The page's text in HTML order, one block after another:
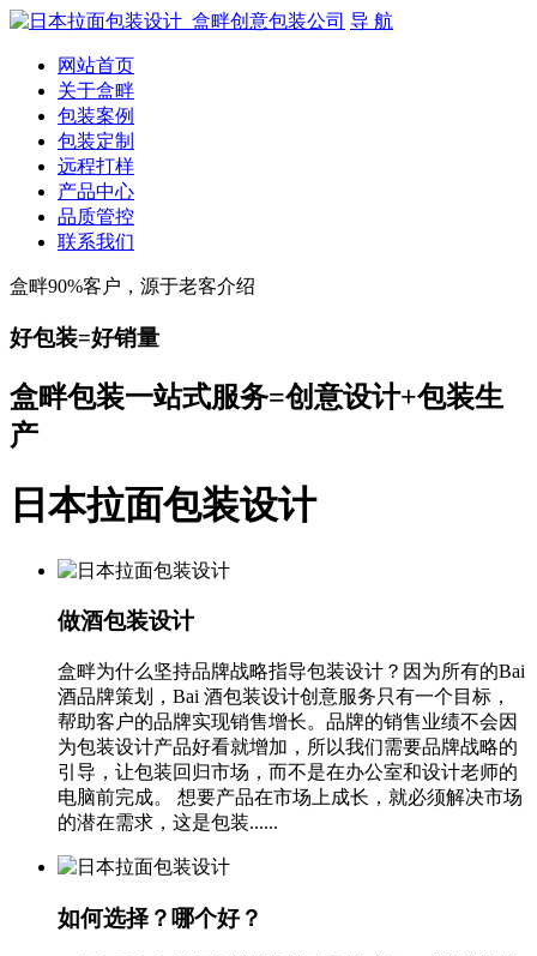
导 航
网站首页
关于盒畔
包装案例
包装定制
远程打样
产品中心
品质管控
联系我们
盒畔90%客户，源于老客介绍
好包装=好销量
盒畔包装一站式服务=创意设计+包装生
产
日本拉面包装设计
做酒包装设计
盒畔为什么坚持品牌战略指导包装设计？因为所有的Bai
酒品牌策划，Bai 酒包装设计创意服务只有一个目标，
帮助客户的品牌实现销售增长。品牌的销售业绩不会因
为包装设计产品好看就增加，所以我们需要品牌战略的
引导，让包装回归市场，而不是在办公室和设计老师的
电脑前完成。 想要产品在市场上成长，就必须解决市场
的潜在需求，这是包装......
如何选择？哪个好？